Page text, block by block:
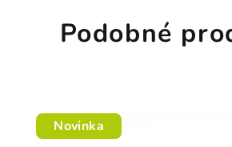
Podobné
Novinka